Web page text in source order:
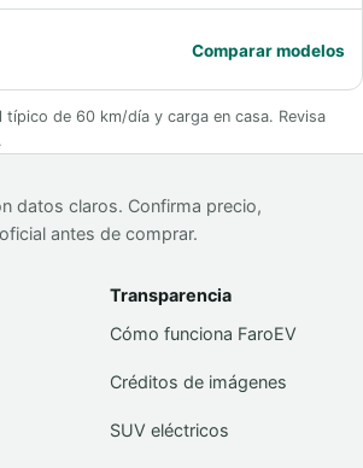
Comparar modelos
típico de 60 km/día y carga en casa. Revisa
datos claros. Confirma precio,
antes de comprar.
Transparencia
Cómo funciona FaroEV
Créditos de imágenes
SUV eléctricos